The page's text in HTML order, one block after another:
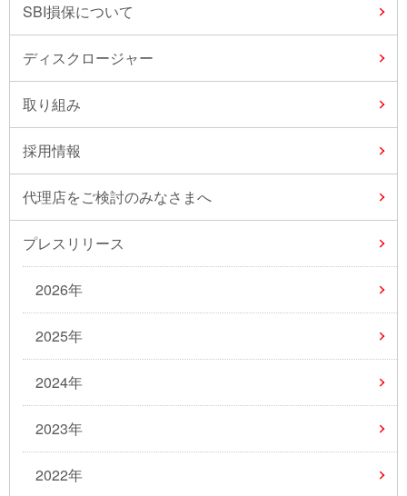
SBI損保について
ディスクロージャー
取り組み
採用情報
代理店をご検討のみなさまへ
プレスリリース
2026年
2025年
2024年
2023年
2022年